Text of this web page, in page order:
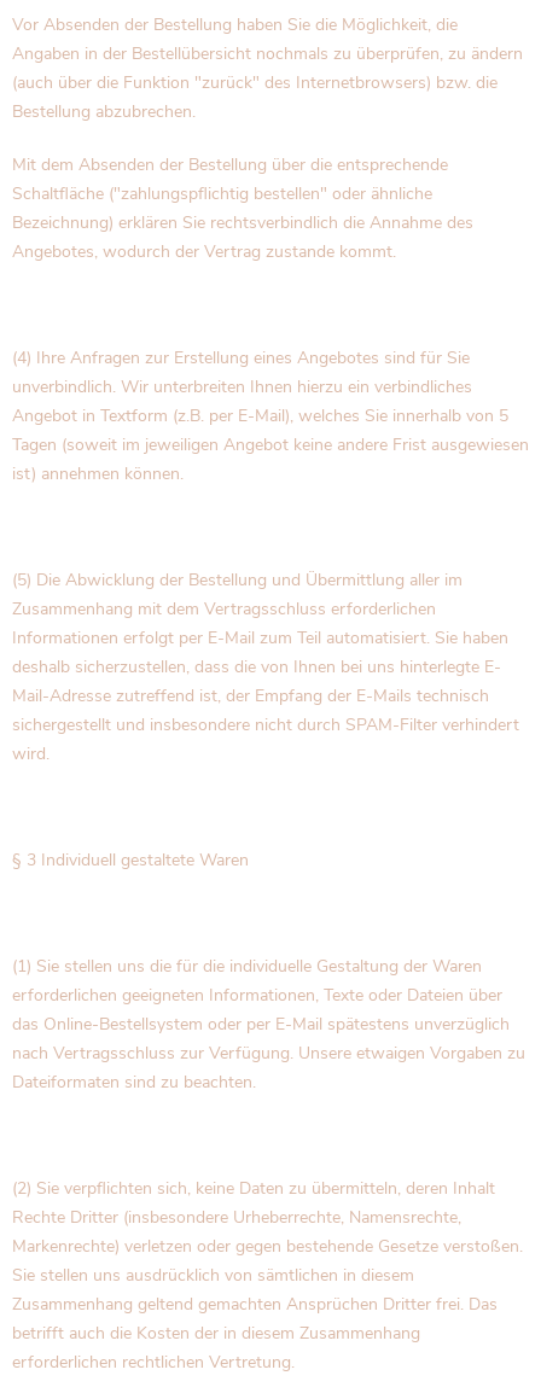
Vor Absenden der Bestellung haben Sie die Möglichkeit, die
Angaben in der Bestellübersicht nochmals zu überprüfen, zu ändern
(auch über die Funktion "zurück" des Internetbrowsers) bzw. die
Bestellung abzubrechen.
Mit dem Absenden der Bestellung über die entsprechende
Schaltfläche ("zahlungspflichtig bestellen" oder ähnliche
Bezeichnung) erklären Sie rechtsverbindlich die Annahme des
Angebotes, wodurch der Vertrag zustande kommt.
(4) Ihre Anfragen zur Erstellung eines Angebotes sind für Sie
unverbindlich. Wir unterbreiten Ihnen hierzu ein verbindliches
Angebot in Textform (z.B. per E-Mail), welches Sie innerhalb von 5
Tagen (soweit im jeweiligen Angebot keine andere Frist ausgewiesen
ist) annehmen können.
(5) Die Abwicklung der Bestellung und Übermittlung aller im
Zusammenhang mit dem Vertragsschluss erforderlichen
Informationen erfolgt per E-Mail zum Teil automatisiert. Sie haben
deshalb sicherzustellen, dass die von Ihnen bei uns hinterlegte E-
Mail-Adresse zutreffend ist, der Empfang der E-Mails technisch
sichergestellt und insbesondere nicht durch SPAM-Filter verhindert
wird.
§ 3 Individuell gestaltete Waren
(1) Sie stellen uns die für die individuelle Gestaltung der Waren
erforderlichen geeigneten Informationen, Texte oder Dateien über
das Online-Bestellsystem oder per E-Mail spätestens unverzüglich
nach Vertragsschluss zur Verfügung. Unsere etwaigen Vorgaben zu
Dateiformaten sind zu beachten.
(2) Sie verpflichten sich, keine Daten zu übermitteln, deren Inhalt
Rechte Dritter (insbesondere Urheberrechte, Namensrechte,
Markenrechte) verletzen oder gegen bestehende Gesetze verstoßen.
Sie stellen uns ausdrücklich von sämtlichen in diesem
Zusammenhang geltend gemachten Ansprüchen Dritter frei. Das
betrifft auch die Kosten der in diesem Zusammenhang
erforderlichen rechtlichen Vertretung.